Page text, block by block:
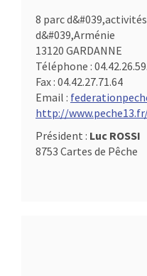
8 parc
d&#039,Arménie
13120 GARDANNE
Téléphone :
Fax : 04.42.27.71.64
Email :
http://
Président : Luc ROSSI
8753 Cartes de Pêche